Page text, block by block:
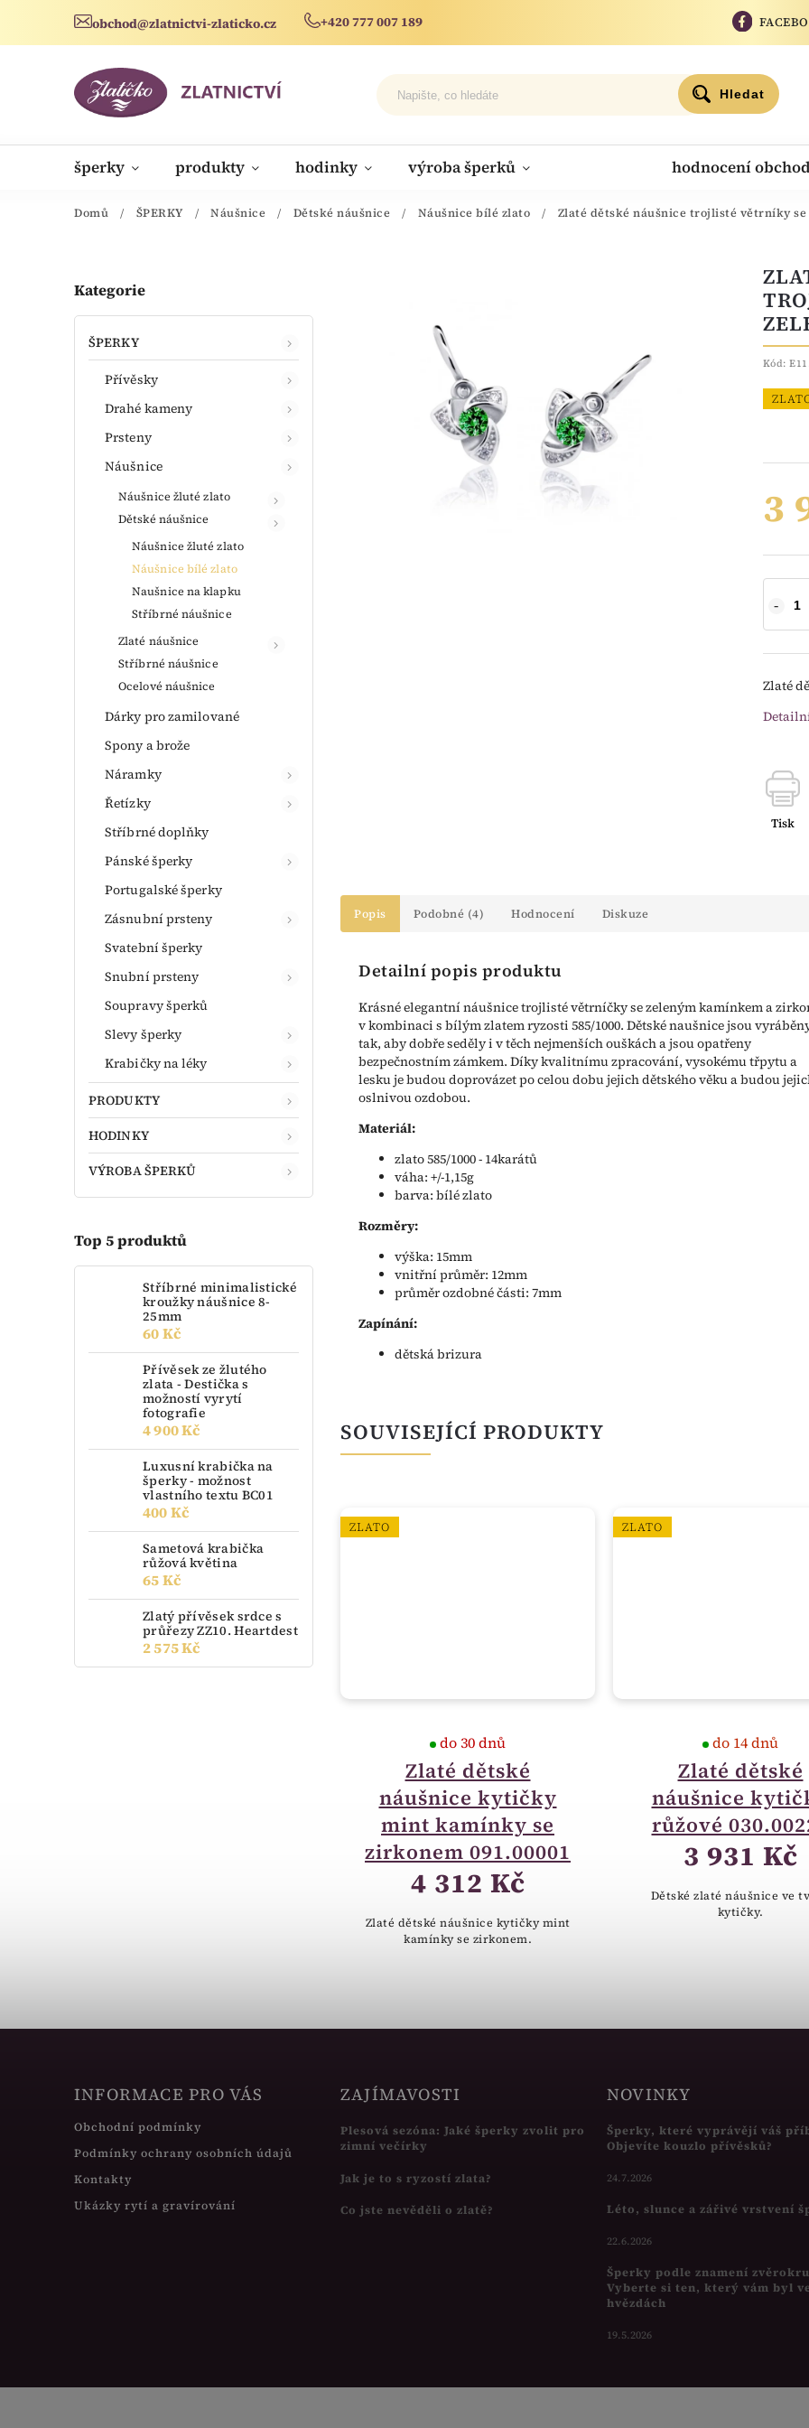
obchod@zlatnictvi-zlaticko.cz +420 777 007 189
Hledat
šperky produkty hodinky výroba šperků hodnocení
novinky
Domů / ŠPERKY / Náušnice / Dětské náušnice / Náušnice bílé zlato / Zlaté dětské náušnice trojlisté větrníky se
Kategorie
ŠPERKY
Přívěsky
Drahé kameny
Prsteny
Náušnice
Náušnice žluté zlato
Dětské náušnice
Náušnice žluté zlato
Náušnice bílé zlato
Naušnice na klapku
Stříbrné náušnice
Zlaté náušnice
Stříbrné náušnice
Ocelové náušnice
Dárky pro zamilované
Spony a brože
Náramky
Řetízky
Stříbrné doplňky
Pánské šperky
Portugalské šperky
Zásnubní prsteny
Svatební šperky
Snubní prsteny
Soupravy šperků
Slevy šperky
Krabičky na léky
PRODUKTY
HODINKY
VÝROBA ŠPERKŮ
Top 5 produktů
Stříbrné minimalistické
kroužky náušnice 8-
25mm
60 Kč
Přívěsek ze žlutého
zlata - Destička s
možností vyrytí
fotografie
4 900 Kč
Luxusní krabička na
šperky - možnost
vlastního textu BC01
400 Kč
Sametová krabička
růžová květina
65 Kč
Zlatý přívěsek srdce s
průřezy ZZ10. Heartdest
2 575 Kč
Kód:
3
Zlaté
Tisk
Popis Podobné (4) Hodnocení Diskuze
Detailní popis produktu
Krásné elegantní náušnice trojlisté větrníčky se zeleným kamínkem a
v kombinaci s bílým zlatem ryzosti 585/1000. Dětské naušnice jsou
tak, aby dobře seděly i v těch nejmenších ouškách a jsou opatřeny
bezpečnostním zámkem. Díky kvalitnímu zpracování, vysokému třpytu a
lesku je budou doprovázet po celou dobu jejich dětského věku a budou
oslnivou ozdobou.
Materiál:
zlato 585/1000 - 14karátů
váha: +/-1,15g
barva: bílé zlato
Rozměry:
výška: 15mm
vnitřní průměr: 12mm
průměr ozdobné části: 7mm
Zapínání:
dětská brizura
SOUVISEJÍCÍ PRODUKTY
ZLATO
Zlaté dětské
náušnice kytičky
mint kamínky se
zirkonem 091.00001
do 30 dnů
4 312 Kč
Zlaté dětské náušnice kytičky mint
kamínky se zirkonem.
ZLATO
Zlaté dětské
náušnice
růžové
do 14 dnů
3 931 Kč
Dětské zlaté náušnice ve
kytičky.
INFORMACE PRO VÁS
Obchodní podmínky
Podmínky ochrany osobních údajů
Kontakty
Ukázky rytí a gravírování
ZAJÍMAVOSTI
Plesová sezóna: Jaké šperky zvolit pro
zimní večírky
Jak je to s ryzostí zlata?
Co jste nevěděli o zlatě?
NOVINKY
Šperky, které vyprávějí váš
Objevíte kouzlo přívěsků?
24.7.2026
Léto, slunce a zářivé vrstvení
22.6.2026
Šperky podle znamení
Vyberte si ten, který vám byl
hvězdách
19.5.2026